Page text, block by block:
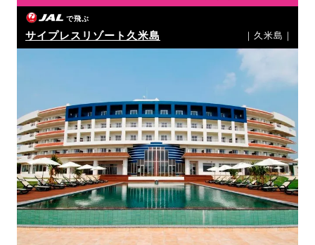
で飛ぶ
サイプレスリゾート久米島 ｜久米島｜